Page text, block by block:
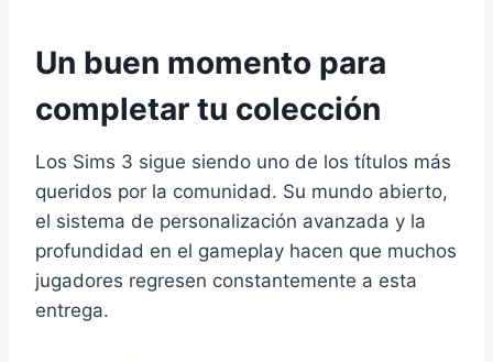
Un buen momento para
completar tu colección
Los Sims 3 sigue siendo uno de los títulos más
queridos por la comunidad. Su mundo abierto,
el sistema de personalización avanzada y la
profundidad en el gameplay hacen que muchos
jugadores regresen constantemente a esta
entrega.